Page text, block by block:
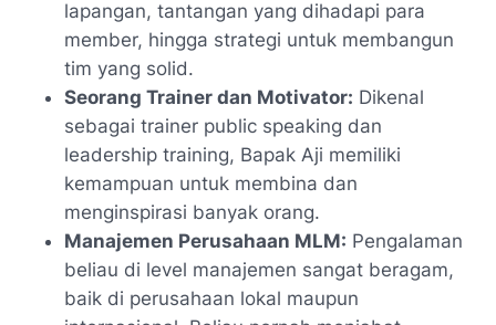
lapangan, tantangan yang dihadapi para
member, hingga strategi untuk membangun
tim yang solid.
Seorang Trainer dan Motivator: Dikenal
sebagai trainer public speaking dan
leadership training, Bapak Aji memiliki
kemampuan untuk membina dan
menginspirasi banyak orang.
Manajemen Perusahaan MLM: Pengalaman
beliau di level manajemen sangat beragam,
baik di perusahaan lokal maupun